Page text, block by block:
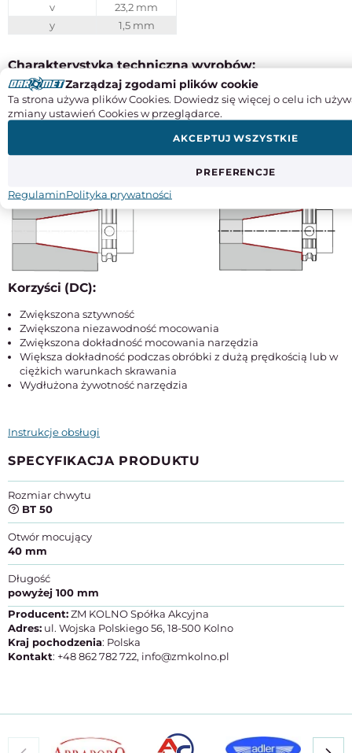
v
23,2 mm
y
1,5 mm
Charakterystyka techniczna wyrobów:
Materiał: stal stopowa chromowo-manganowa
Nawęglane na głębokość 0,7 mm
Hartowane i precyzyjnie szlifowane
Twardość powierzchni 60±0,5 HRC
Korzyści (DC):
Zwiększona sztywność
Zwiększona niezawodność mocowania
Zwiększona dokładność mocowania narzędzia
Większa dokładność podczas obróbki z dużą prędkością lub w
ciężkich warunkach skrawania
Wydłużona żywotność narzędzia
Instrukcje obsługi
SPECYFIKACJA PRODUKTU
Rozmiar chwytu
BT 50
Otwór mocujący
40 mm
Długość
powyżej 100 mm
Producent:ZM KOLNO Spółka Akcyjna
Adres: ul. Wojska Polskiego 56, 18-500 Kolno
Kraj pochodzenia: Polska
Kontakt: +48 862 782 722, info@zmkolno.pl
Zarządzaj zgodami plików cookie
Ta strona używa plików Cookies. Dowiedz się więcej o celu ich
zmiany ustawień Cookies w przeglądarce.
PREFERENCJE
AKCEPTUJ WSZYSTKIE
RegulaminPolityka prywatności